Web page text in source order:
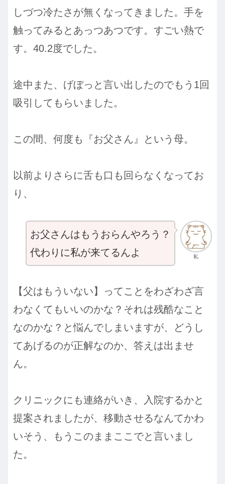
しづつ冷たさが無くなってきました。手を
触ってみるとあっつあつです。すごい熱で
す。40.2度でした。
途中また、げぼっと言い出したのでもう1回
吸引してもらいました。
この間、何度も『お父さん』という母。
以前よりさらに舌も口も回らなくなってお
り、
私
お父さんはもうおらんやろう？
代わりに私が来てるんよ
【父はもういない】ってことをわざわざ言
わなくてもいいのかな？それは残酷なこと
なのかな？と悩んでしまいますが、どうし
てあげるのが正解なのか、答えは出ませ
ん。
クリニックにも連絡がいき、入院するかと
提案されましたが、移動させるなんてかわ
いそう、もうこのままここでと言いまし
た。